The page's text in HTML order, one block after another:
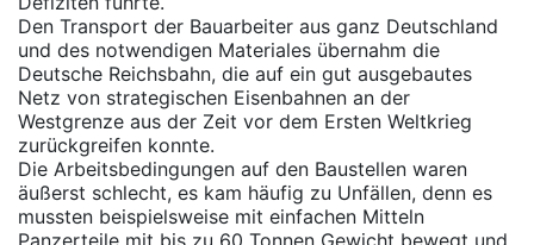
Den Transport der Bauarbeiter aus ganz Deutschland
und des notwendigen Materiales übernahm die
Deutsche Reichsbahn, die auf ein gut ausgebautes
Netz von strategischen Eisenbahnen an der
Westgrenze aus der Zeit vor dem Ersten Weltkrieg
zurückgreifen konnte.
Die Arbeitsbedingungen auf den Baustellen waren
äußerst schlecht, es kam häufig zu Unfällen, denn es
mussten beispielsweise mit einfachen Mitteln
Panzerteile mit bis zu 60 Tonnen Gewicht bewegt und